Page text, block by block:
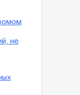
не